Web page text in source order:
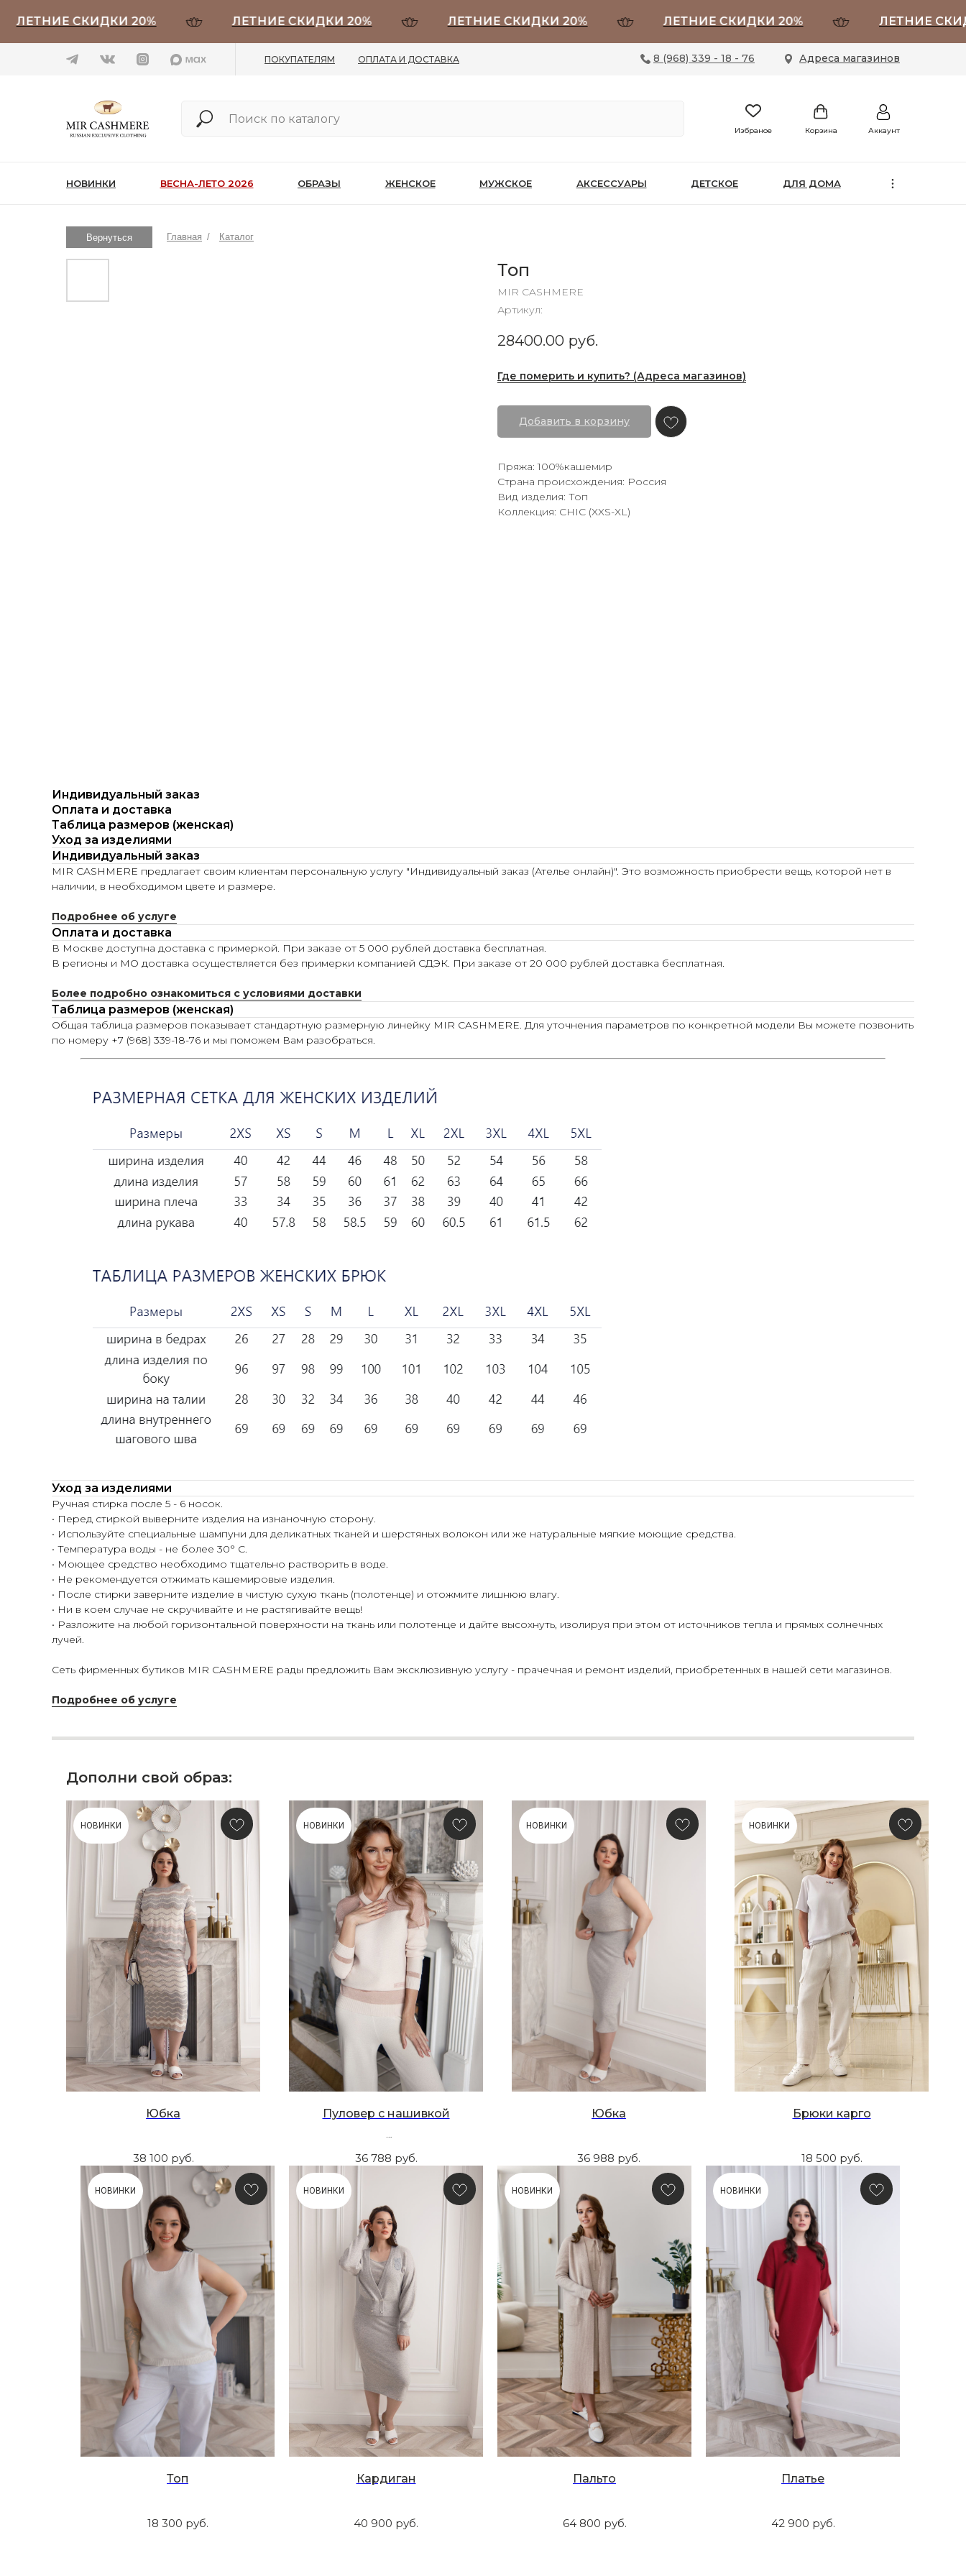
СКИДКИ 20% ЛЕТНИЕ СКИДКИ 20% ЛЕТНИЕ СКИДКИ 20% ЛЕТНИЕ СКИДКИ 20% ЛЕТНИЕ СКИДКИ
ПОКУПАТЕЛЯМ ОПЛАТА И ДОСТАВКА Адреса магазинов
8 (968) 339 - 18 - 76
НОВИНКИ ВЕСНА-ЛЕТО 2026 ОБРАЗЫ ЖЕНСКОЕ МУЖСКОЕ АКСЕССУАРЫ ДЕТСКОЕ ДЛЯ ДОМА
Аккаунт
Корзина
Избраное
Вернуться Главная Каталог
/
Топ
MIR CASHMERE
Артикул:
28400.00 руб.
Где померить и купить? (Адреса магазинов)
Добавить в корзину
Пряжа: 100%кашемир
Страна происхождения: Россия
Вид изделия: Топ
Коллекция: CHIC (XXS-XL)
Индивидуальный заказ
Оплата и доставка
Таблица размеров (женская)
Уход за изделиями
Индивидуальный заказ
MIR CASHMERE предлагает своим клиентам персональную услугу "Индивидуальный заказ (Ателье онлайн)". Это возможность приобрести вещь, которой нет в
наличии, в необходимом цвете и размере.
Подробнее об услуге
Оплата и доставка
В Москве доступна доставка с примеркой. При заказе от 5 000 рублей доставка бесплатная.
В регионы и МО доставка осуществляется без примерки компанией СДЭК. При заказе от 20 000 рублей доставка бесплатная.
Более подробно ознакомиться с условиями доставки
Таблица размеров (женская)
Общая таблица размеров показывает стандартную размерную линейку MIR CASHMERE. Для уточнения параметров по конкретной модели Вы можете позвонить
по номеру +7 (968) 339-18-76 и мы поможем Вам разобраться.
Уход за изделиями
Ручная стирка после 5 - 6 носок.
• Перед стиркой выверните изделия на изнаночную сторону.
• Используйте специальные шампуни для деликатных тканей и шерстяных волокон или же натуральные мягкие моющие средства.
• Температура воды - не более 30° С.
• Моющее средство необходимо тщательно растворить в воде.
• Не рекомендуется отжимать кашемировые изделия.
• После стирки заверните изделие в чистую сухую ткань (полотенце) и отожмите лишнюю влагу.
• Ни в коем случае не скручивайте и не растягивайте вещь!
• Разложите на любой горизонтальной поверхности на ткань или полотенце и дайте высохнуть, изолируя при этом от источников тепла и прямых солнечных
лучей.
Сеть фирменных бутиков MIR CASHMERE рады предложить Вам эксклюзивную услугу - прачечная и ремонт изделий, приобретенных в нашей сети магазинов.
Подробнее об услуге
Дополни свой образ:
НОВИНКИ
Юбка
38 100 руб.
НОВИНКИ
Пуловер с нашивкой
36 788 руб.
НОВИНКИ
Юбка
36 988 руб.
НОВИНКИ
Брюки карго
18 500 руб.
НОВИНКИ
Топ
18 300 руб.
НОВИНКИ
Кардиган
40 900 руб.
НОВИНКИ
Пальто
64 800 руб.
НОВИНКИ
Платье
42 900 руб.